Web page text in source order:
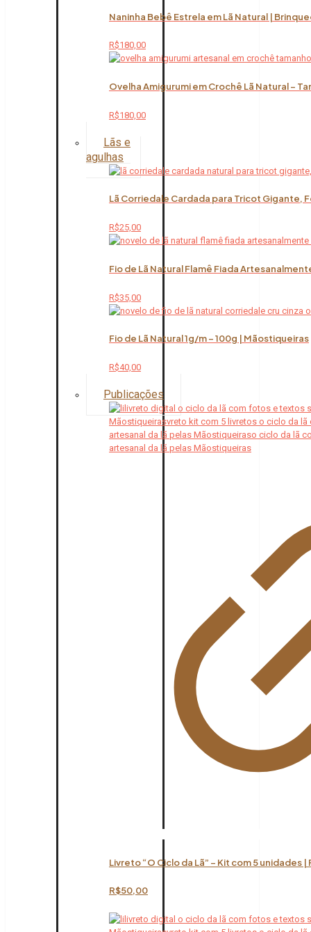
Naninha Bebê Estrela em Lã Natural |
R$180,00
Ovelha Amigurumi em Crochê Lã Natural –
R$180,00
Lãs e
agulhas
Lã Corriedale Cardada para Tricot Gigante,
R$25,00
Fio de Lã Natural Flamê Fiada
R$35,00
Fio de Lã Natural 1g/m – 100g | Mãostiqueiras
R$40,00
Publicações
Livreto “O Ciclo da Lã” – Kit com 5 unidades
R$50,00